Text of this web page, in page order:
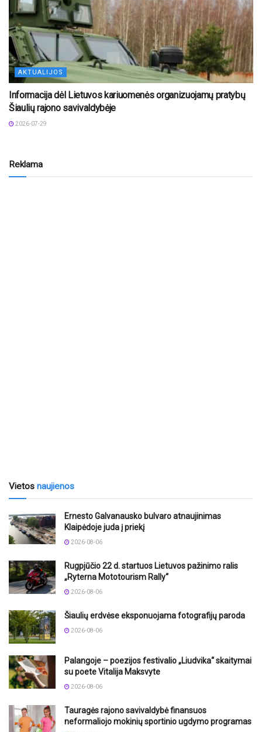
AKTUALIJOS
Informacija dėl Lietuvos kariuomenės organizuojamų pratybų
Šiaulių rajono savivaldybėje
2026-07-29
Reklama
Vietos naujienos
Ernesto Galvanausko bulvaro atnaujinimas
Klaipėdoje juda į priekį
2026-08-06
Rugpjūčio 22 d. startuos Lietuvos pažinimo ralis
„Ryterna Mototourism Rally“
2026-08-06
Šiaulių erdvėse eksponuojama fotografijų paroda
2026-08-06
Palangoje – poezijos festivalio „Liudvika“ skaitymai
su poete Vitalija Maksvyte
2026-08-06
Tauragės rajono savivaldybė finansuos
neformaliojo mokinių sportinio ugdymo programas